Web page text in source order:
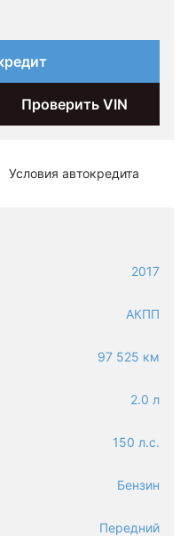
Условия автокредита
2017
АКПП
97 525 км
2.0 л
150 л.с.
Бензин
Передний
Проверить VIN